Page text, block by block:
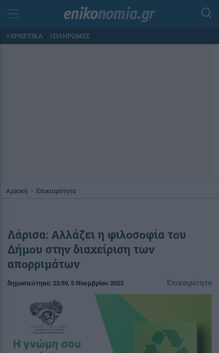
#ΧΡΗΣΤΙΚΑ #ΠΛΗΡΩΜΕΣ
Αρχική - Επικαιρότητα
Λάρισα: Αλλάζει η φιλοσοφία του
Δήμου στην διαχείριση των
απορριμάτων
δημοσιεύτηκε:22:50, 5 Νοεμβρίου 2022 Επικαιρότητα